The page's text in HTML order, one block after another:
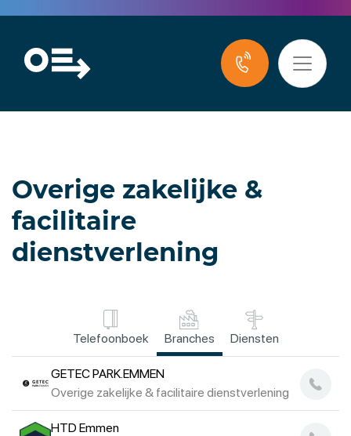
Overige zakelijke &
facilitaire
dienstverlening
Telefoonboek Branches Diensten
GETEC PARK.EMMEN
Overige zakelijke & facilitaire dienstverlening
HTD Emmen